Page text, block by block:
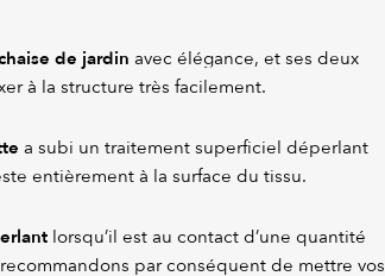
de jardin avec élégance, et ses deux
à la structure très facilement.
a subi un traitement superficiel déperlant
entièrement à la surface du tissu.
lorsqu’il est au contact d’une quantité
par conséquent de mettre vos